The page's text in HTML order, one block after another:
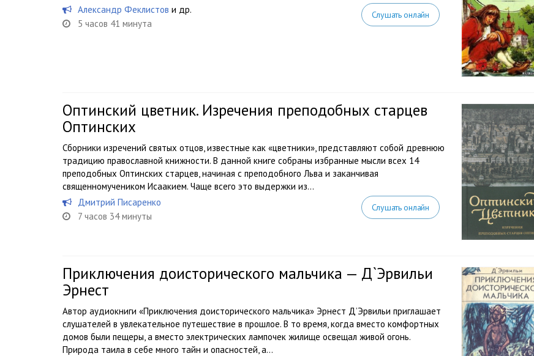
Александр Феклистов и др.
5 часов 41 минута
Слушать онлайн
Оптинский цветник. Изречения преподобных старцев
Оптинских
Сборники изречений святых отцов, известные как «цветники», представляют собой древнюю
традицию православной книжности. В данной книге собраны избранные мысли всех 14
преподобных Оптинских старцев, начиная с преподобного Льва и заканчивая
священномучеником Исаакием. Чаще всего это выдержки из...
Дмитрий Писаренко
7 часов 34 минуты
Слушать онлайн
Приключения доисторического мальчика — Д`Эрвильи
Эрнест
Автор аудиокниги «Приключения доисторического мальчика» Эрнест Д’Эрвильи приглашает
слушателей в увлекательное путешествие в прошлое. В то время, когда вместо комфортных
домов были пещеры, а вместо электрических лампочек жилище освещал живой огонь.
Природа таила в себе много тайн и опасностей, а...